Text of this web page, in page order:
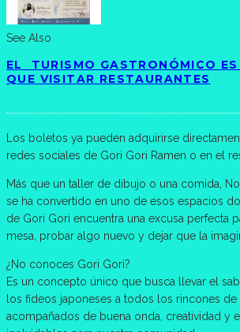
See Also
EL TURISMO GASTRONÓMICO
QUE VISITAR RESTAURANTES
Los boletos ya pueden adquirirse
redes sociales de Gori Gori Ramen o en el
Más que un taller de dibujo o una comida,
se ha convertido en uno de esos espacios
de Gori Gori encuentra una excusa perfecta
mesa, probar algo nuevo y dejar que la
¿No conoces Gori Gori?
Es un concepto único que busca llevar el
los fideos japoneses a todos los rincones
acompañados de buena onda, creatividad y